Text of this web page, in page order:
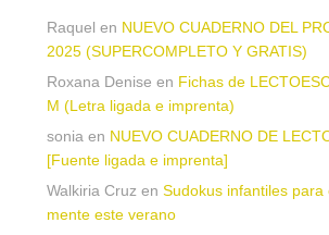
Raquel en NUEVO CUADERNO DEL
2025 (SUPERCOMPLETO Y GRATIS)
Roxana Denise en Fichas de
M (Letra ligada e imprenta)
sonia en NUEVO CUADERNO DE
[Fuente ligada e imprenta]
Walkiria Cruz en Sudokus infantiles para
mente este verano